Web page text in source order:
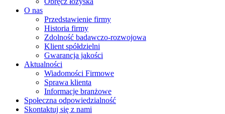
O nas
Przedstawienie firmy
Historia firmy
Zdolność badawczo-rozwojowa
Klient spółdzielni
Gwarancja jakości
Aktualności
Wiadomości Firmowe
Sprawa klienta
Informacje branżowe
Społeczna odpowiedzialność
Skontaktuj się z nami